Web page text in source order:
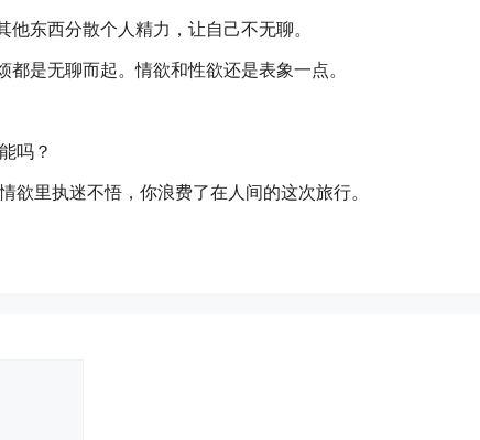
东西分散个人精力，让自己不无聊。
是无聊而起。情欲和性欲还是表象一点。
吗？
欲里执迷不悟，你浪费了在人间的这次旅行。